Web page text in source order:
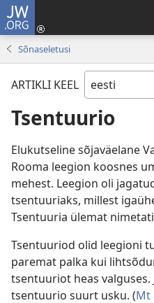
JW.ORG
Sõnaseletusi
ARTIKLI KEEL
Tsentuurio
Elukutseline sõjaväelane
Rooma leegion koosnes
mehest. Leegion oli
tsentuuriaks, millest
Tsentuuria ülemat
Tsentuuriod olid leegioni
paremat palka kui
tsentuuriot heas valguses.
tsentuurio suurt usku. (Mt